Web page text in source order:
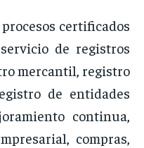
certificados
de registros
mercantil, registro
de entidades
continua,
compras,